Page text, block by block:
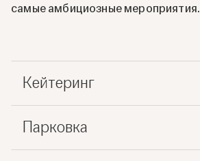
самые амбициозные мероприятия.
Кейтеринг
Парковка